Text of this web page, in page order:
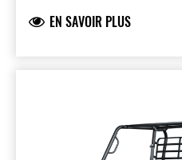
EN SAVOIR PLUS